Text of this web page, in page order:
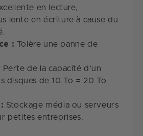
en lecture,
lente en écriture à cause du
: Tolère une panne de
Perte de la capacité d’un
disques de 10 To = 20 To
Stockage média ou serveurs
petites entreprises.